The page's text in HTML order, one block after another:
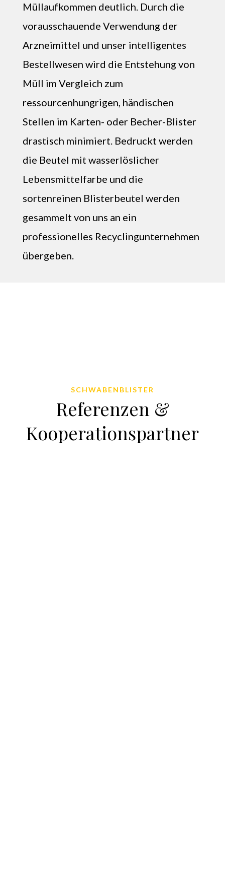
Müllaufkommen deutlich. Durch die
vorausschauende Verwendung der
Arzneimittel und unser intelligentes
Bestellwesen wird die Entstehung von
Müll im Vergleich zum
ressourcenhungrigen, händischen
Stellen im Karten- oder Becher-Blister
drastisch minimiert. Bedruckt werden
die Beutel mit wasserlöslicher
Lebensmittelfarbe und die
sortenreinen Blisterbeutel werden
gesammelt von uns an ein
professionelles Recyclingunternehmen
übergeben.
SCHWABENBLISTER
Referenzen &
Kooperationspartner